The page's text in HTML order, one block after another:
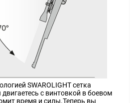
SWAROLIGHT сетка
с винтовкой в боевом
время и силы.Теперь вы